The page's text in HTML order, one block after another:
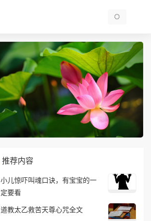
推荐内容
小儿惊吓叫魂口诀，有宝宝的一
定要看
道教太乙救苦天尊心咒全文